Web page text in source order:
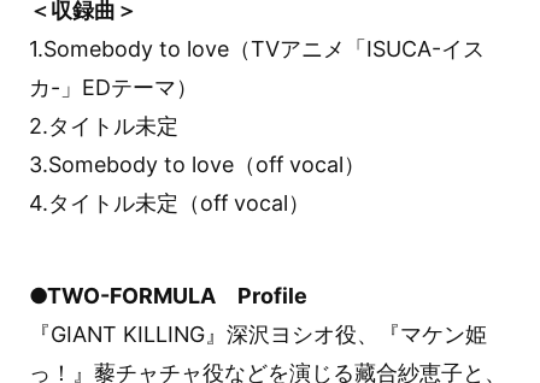
＜収録曲＞
1.Somebody to love（TVアニメ「ISUCA-イス
カ-」EDテーマ）
2.タイトル未定
3.Somebody to love（off vocal）
4.タイトル未定（off vocal）
●TWO-FORMULA Profile
『GIANT KILLING』深沢ヨシオ役、『マケン姫
っ！』藜チャチャ役などを演じる藏合紗恵子と、